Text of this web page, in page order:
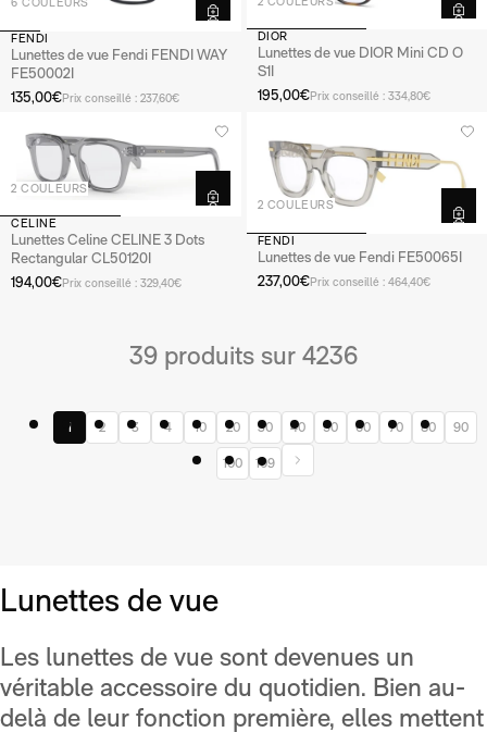
6 COULEURS
FENDI
Lunettes de vue Fendi FENDI WAY
FE50002I
135,00€Prix conseillé : 237,60€
DIOR
Lunettes de vue DIOR Mini CD O
S1I
195,00€Prix conseillé : 334,80€
2 COULEURS
CELINE
Lunettes Celine CELINE 3 Dots
Rectangular CL50120I
194,00€Prix conseillé : 329,40€
2 COULEURS
FENDI
Lunettes de vue Fendi FE50065I
237,00€Prix conseillé : 464,40€
39 produits sur 4236
1 2 3 4 10 20 30 40 50 60 70 80 90
100 109
Lunettes de vue
Les lunettes de vue sont devenues un
véritable accessoire du quotidien. Bien au-
delà de leur fonction première, elles mettent